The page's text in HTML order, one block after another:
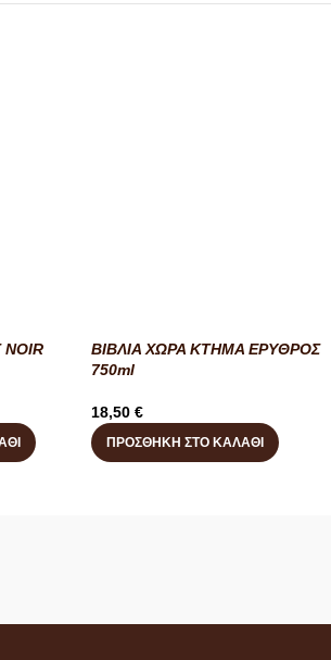
ΒΙΒΛΙΑ ΧΩΡΑ ΚΤΗΜΑ ΕΡΥΘΡΟΣ
750ml
18,50 €
ΠΡΟΣΘΉΚΗ ΣΤΟ ΚΑΛΆΘΙ